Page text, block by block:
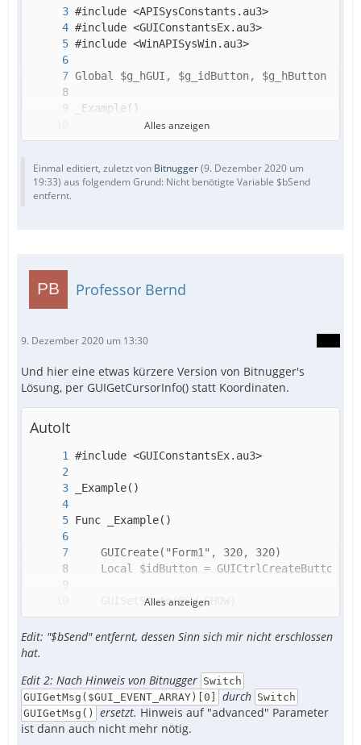
EndFunc   ;==>_GetChildWindowFromPointEx
Alles anzeigen
Einmal editiert, zuletzt von Bitnugger(9. Dezember 2020 um
19:33) aus folgendem Grund: Nicht benötigte Variable $bSend
entfernt.
Professor Bernd
9. Dezember 2020 um 13:30
Und hier eine etwas kürzere Version von Bitnugger's
Lösung, per GUIGetCursorInfo() statt Koordinaten.
AutoIt
Alles anzeigen
Edit: "$bSend" entfernt, dessen Sinn sich mir nicht erschlossen
hat.
Edit 2: Nach Hinweis von Bitnugger Switch
GUIGetMsg($GUI_EVENT_ARRAY)[0]
durch Switch
GUIGetMsg()
ersetzt. Hinweis auf "advanced" Parameter
ist dann auch nicht mehr nötig.